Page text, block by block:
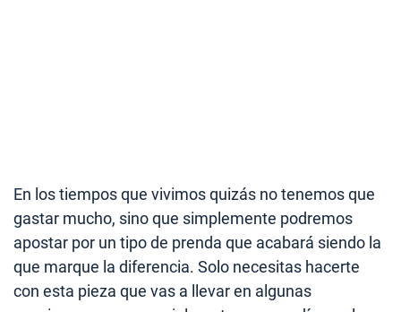
En los tiempos que vivimos quizás no tenemos que
gastar mucho, sino que simplemente podremos
apostar por un tipo de prenda que acabará siendo la
que marque la diferencia. Solo necesitas hacerte
con esta pieza que vas a llevar en algunas